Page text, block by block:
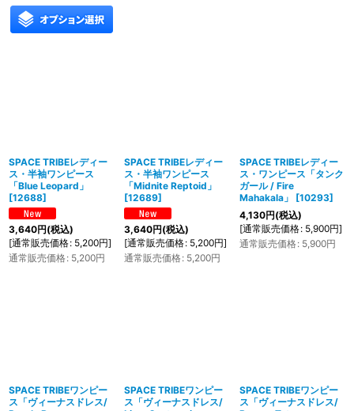
SPACE TRIBEレディー
ス・半袖ワンピース
「Blue Leopard」
[12688]
3,640円(税込)
[通常販売価格: 5,200円]
通常販売価格: 5,200円
SPACE TRIBEレディー
ス・半袖ワンピース
「Midnite Reptoid」
[12689]
3,640円(税込)
[通常販売価格: 5,200円]
通常販売価格: 5,200円
SPACE TRIBEレディー
ス・ワンピース「タンク
ガール / Fire
Mahakala」
[10293]
4,130円(税込)
[通常販売価格: 5,900円]
通常販売価格: 5,900円
SPACE TRIBEワンピー
ス「ヴィーナスドレス/
SPACE TRIBEワンピー
ス「ヴィーナスドレス/
SPACE TRIBEワンピー
ス「ヴィーナスドレス/